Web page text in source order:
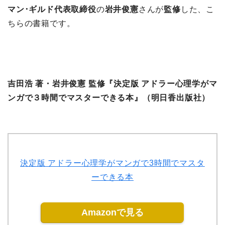
マン･ギルド代表取締役の岩井俊憲さんが監修 した、こ
ちらの書籍です。
吉田浩 著・岩井俊憲 監修『決定版 アドラー心理学がマ
ンガで３時間でマスターできる本』（明日香出版社）
決定版 アドラー心理学がマンガで3時間でマスタ
ーできる本
Amazonで見る